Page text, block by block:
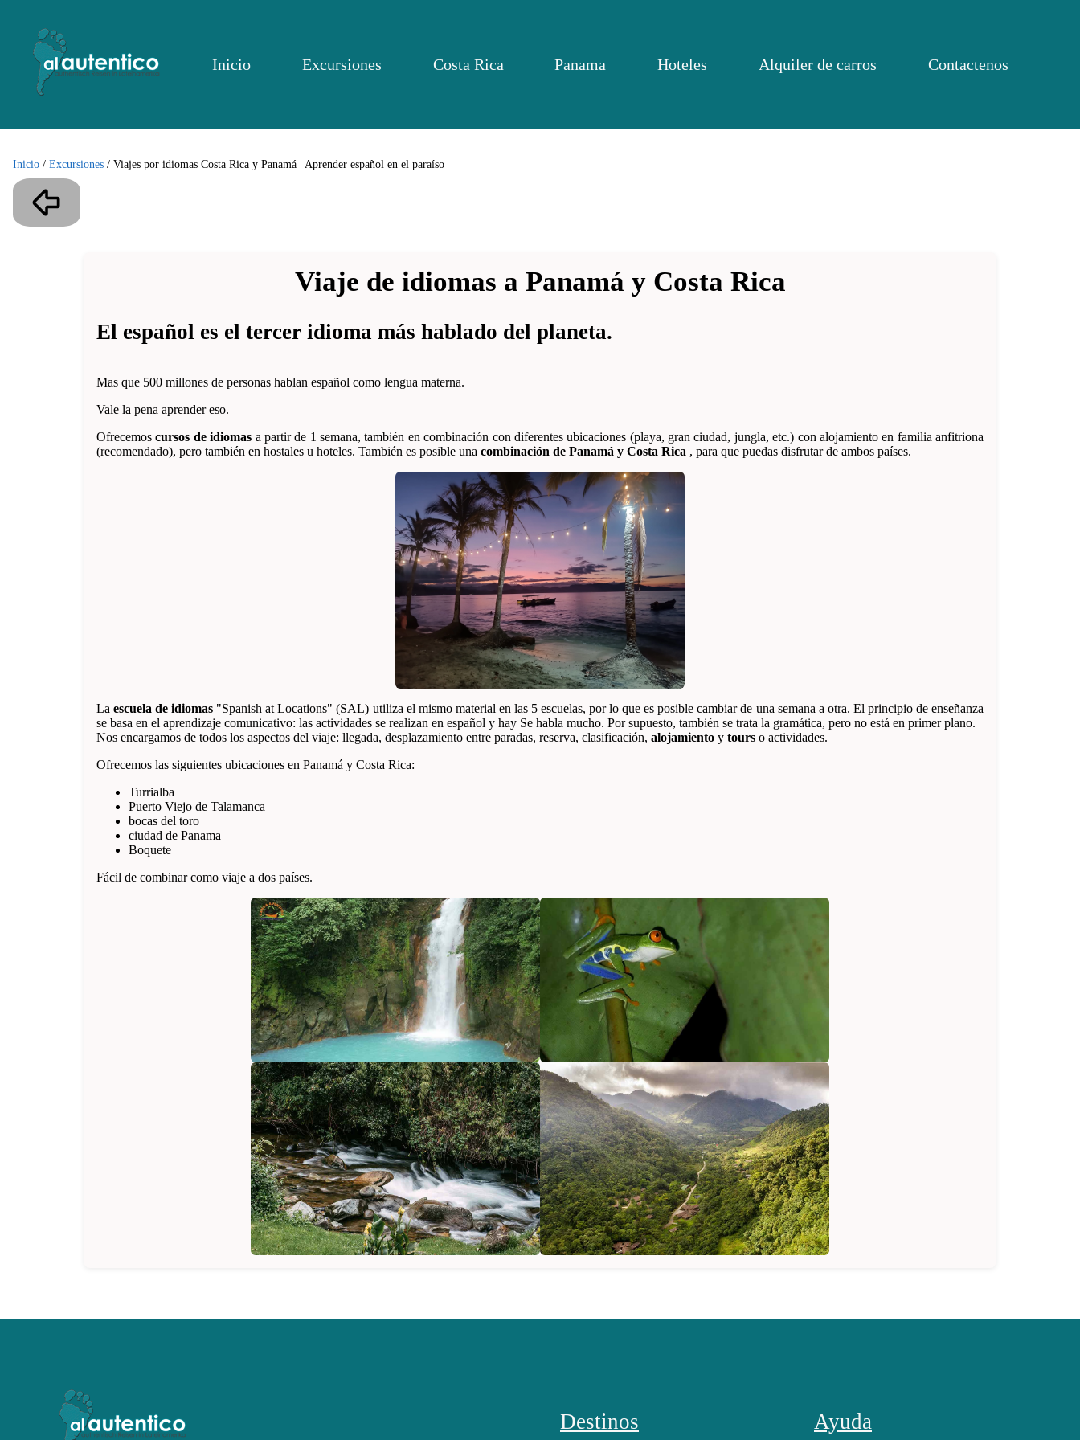
Inicio Excursiones Costa Rica Panama Hoteles Alquiler de carros Contactenos
Inicio / Excursiones / Viajes por idiomas Costa Rica y Panamá | Aprender español en el paraíso
Viaje de idiomas a Panamá y Costa Rica
El español es el tercer idioma más hablado del planeta.
Mas que 500 millones de personas hablan español como lengua materna.
Vale la pena aprender eso.
Ofrecemoscursos de idiomas a partir de 1 semana, también en combinación con diferentes ubicaciones (playa, gran ciudad, jungla, etc.) con alojamiento en familia anfitriona
(recomendado), pero también en hostales u hoteles. También es posible una combinación de Panamá y Costa Rica , para que puedas disfrutar de ambos países.
Laescuela de idiomas "Spanish at Locations" (SAL) utiliza el mismo material en las 5 escuelas, por lo que es posible cambiar de una semana a otra. El principio de enseñanza
se basa en el aprendizaje comunicativo: las actividades se realizan en español y hay Se habla mucho. Por supuesto, también se trata la gramática, pero no está en primer plano.
Nos encargamos de todos los aspectos del viaje: llegada, desplazamiento entre paradas, reserva, clasificación, alojamiento y tours o actividades.
Ofrecemos las siguientes ubicaciones en Panamá y Costa Rica:
Turrialba
Puerto Viejo de Talamanca
bocas del toro
ciudad de Panama
Boquete
Fácil de combinar como viaje a dos países.
Destinos Ayuda